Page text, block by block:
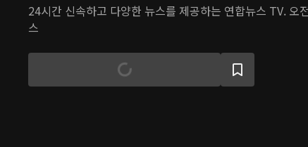
24시간 신속하고 다양한 뉴스를 제공하는 연합뉴스 TV. 오
스